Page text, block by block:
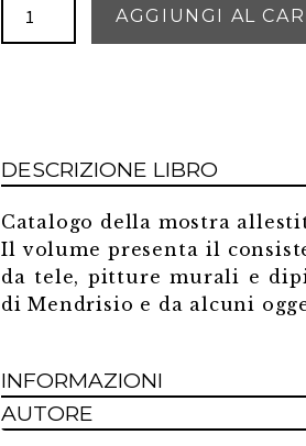
Battista
AGGIUNGI AL
DESCRIZIONE LIBRO
Catalogo della mostra
Il volume presenta il
da tele, pitture murali e
di Mendrisio e da alcuni
INFORMAZIONI
AUTORE